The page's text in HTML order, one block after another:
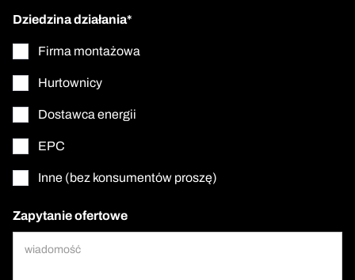
Dziedzina działania*
Firma montażowa
Hurtownicy
Dostawca energii
EPC
Inne (bez konsumentów proszę)
Zapytanie ofertowe